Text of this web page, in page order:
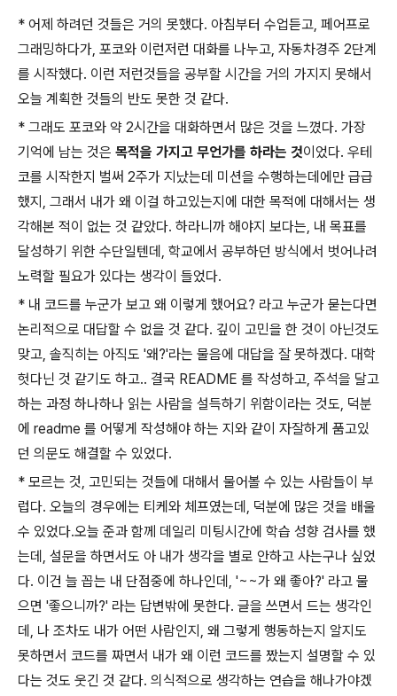
* 어제 하려던 것들은 거의 못했다. 아침부터 수업듣고, 페어프로
그래밍하다가, 포코와 이런저런 대화를 나누고, 자동차경주 2단계
를 시작했다. 이런 저런것들을 공부할 시간을 거의 가지지 못해서
오늘 계획한 것들의 반도 못한 것 같다.
* 그래도 포코와 약 2시간을 대화하면서 많은 것을 느꼈다. 가장
기억에 남는 것은 목적을 가지고 무언가를 하라는 것이었다. 우테
코를 시작한지 벌써 2주가 지났는데 미션을 수행하는데에만 급급
했지, 그래서 내가 왜 이걸 하고있는지에 대한 목적에 대해서는 생
각해본 적이 없는 것 같았다. 하라니까 해야지 보다는, 내 목표를
달성하기 위한 수단일텐데, 학교에서 공부하던 방식에서 벗어나려
노력할 필요가 있다는 생각이 들었다.
* 내 코드를 누군가 보고 왜 이렇게 했어요? 라고 누군가 묻는다면
논리적으로 대답할 수 없을 것 같다. 깊이 고민을 한 것이 아닌것도
맞고, 솔직히는 아직도 '왜?'라는 물음에 대답을 잘 못하겠다. 대학
헛다닌 것 같기도 하고.. 결국 README 를 작성하고, 주석을 달고
하는 과정 하나하나 읽는 사람을 설득하기 위함이라는 것도, 덕분
에 readme 를 어떻게 작성해야 하는 지와 같이 자잘하게 품고있
던 의문도 해결할 수 있었다.
* 모르는 것, 고민되는 것들에 대해서 물어볼 수 있는 사람들이 부
럽다. 오늘의 경우에는 티케와 체프였는데, 덕분에 많은 것을 배울
수 있었다.오늘 준과 함께 데일리 미팅시간에 학습 성향 검사를 했
는데, 설문을 하면서도 아 내가 생각을 별로 안하고 사는구나 싶었
다. 이건 늘 꼽는 내 단점중에 하나인데, '~~가 왜 좋아?' 라고 물
으면 '좋으니까?' 라는 답변밖에 못한다. 글을 쓰면서 드는 생각인
데, 나 조차도 내가 어떤 사람인지, 왜 그렇게 행동하는지 알지도
못하면서 코드를 짜면서 내가 왜 이런 코드를 짰는지 설명할 수 있
다는 것도 웃긴 것 같다. 의식적으로 생각하는 연습을 해나가야겠